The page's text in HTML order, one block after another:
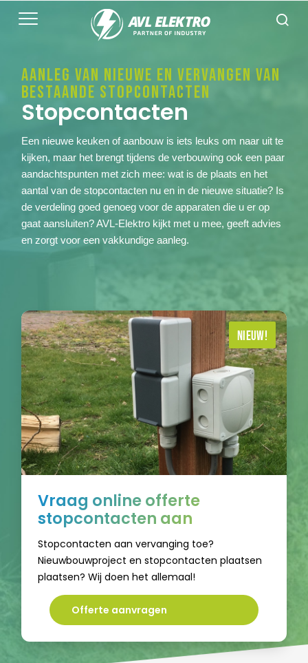
Home
Elektrotechniek
Groepenkasten
Stopcontacten
Verlichting
Domotica
Storingen
Duurzaam wonen & werken
Duurzaam wonen & werken
Airconditioning
zakelijke projecten
werken bij
contact
AANLEG VAN NIEUWE EN VERVANGEN VAN
BESTAANDE STOPCONTACTEN
Stopcontacten
Een nieuwe keuken of aanbouw is iets leuks om naar uit te
kijken, maar het brengt tijdens de verbouwing ook een paar
aandachtspunten met zich mee: wat is de plaats en het
aantal van de stopcontacten nu en in de nieuwe situatie? Is
de verdeling goed genoeg voor de apparaten die u er op
gaat aansluiten? AVL-Elektro kijkt met u mee, geeft advies
en zorgt voor een vakkundige aanleg.
Nieuw!
Vraag online offerte
stopcontacten aan
Stopcontacten aan vervanging toe?
Nieuwbouwproject en stopcontacten plaatsen
plaatsen? Wij doen het allemaal!
Offerte aanvragen